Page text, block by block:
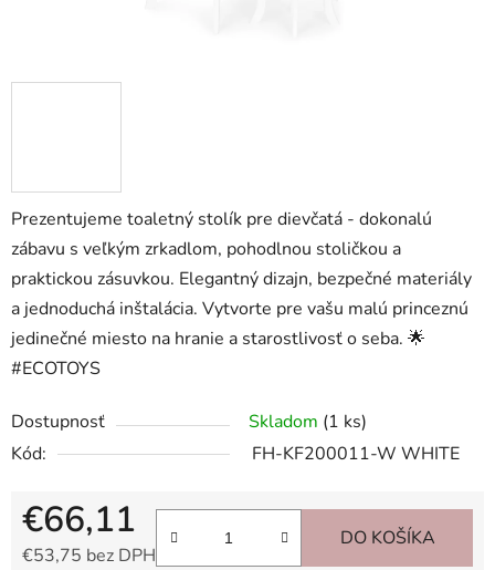
Prezentujeme toaletný stolík pre dievčatá - dokonalú
zábavu s veľkým zrkadlom, pohodlnou stoličkou a
praktickou zásuvkou. Elegantný dizajn, bezpečné materiály
a jednoduchá inštalácia. Vytvorte pre vašu malú princeznú
jedinečné miesto na hranie a starostlivosť o seba. 🌟
#ECOTOYS
Dostupnosť Skladom (1 ks)
Kód:
FH-KF200011-W WHITE
€66,11
€53,75 bez DPH
DO KOŠÍKA